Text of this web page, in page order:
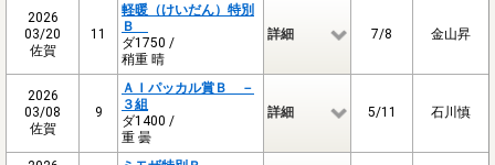
2026
03/20
佐賀
11
軽暖（けいだん）特別
Ｂ
ダ1750 /
稍重 晴
詳細 7/8 金山昇
2026
03/08
佐賀
9
ＡＩパッカル賞Ｂ －
３組
ダ1400 /
重 曇
詳細 5/11 石川慎